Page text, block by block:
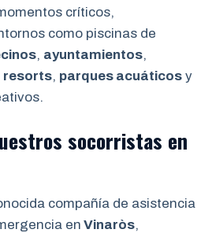
críticos,
como piscinas de
, ayuntamientos,
resorts, parques acuáticos y
socorristas en
compañía de asistencia
en Vinaròs,